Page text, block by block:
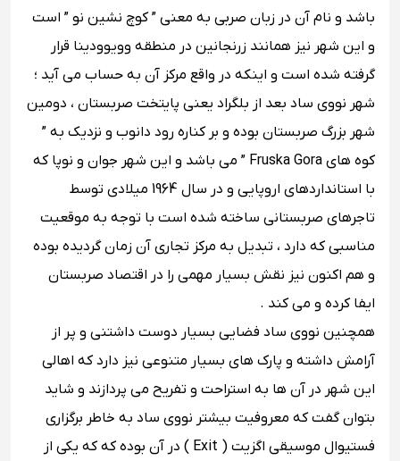
باشد و نام آن در زبان صربی به معنی ” کوچ ‌نشین نو ” است
و این شهر نیز همانند زرنجانین در منطقه وویوودینا قرار
گرفته شده است و اینکه در واقع مرکز آن به حساب می ‌آید ؛
شهر نووی ساد بعد از بلگراد یعنی پایتخت صربستان ، دومین
شهر بزرگ صربستان بوده و بر کناره رود دانوب و نزدیک به ”
کوه ‌های Fruska Gora ” می باشد و این شهر جوان و نوپا که
با استانداردهای اروپایی و در سال 1964 میلادی توسط
تاجرهای صربستانی ساخته شده است با توجه به موقعیت
مناسبی که دارد ، تبدیل به مرکز تجاری آن زمان گردیده بوده
و هم اکنون نیز نقش بسیار مهمی را در اقتصاد صربستان
ایفا کرده و می کند .
همچنین نووی ساد فضایی بسیار دوست ‌داشتنی و پر از
آرامش داشته و پارک ‌های بسیار متنوعی نیز دارد که اهالی
این شهر در آن‌ ها به استراحت و تفریح می ‌پردازند و شاید
بتوان گفت که معروفیت بیشتر نووی ساد به خاطر برگزاری
فستیوال موسیقی اگزیت ( Exit ) در آن بوده که که یکی از